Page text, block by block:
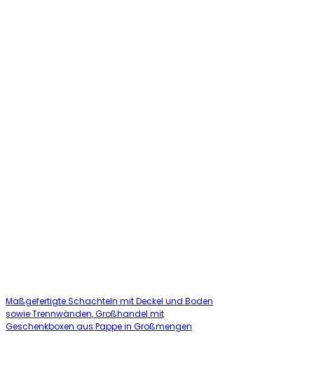
Maßgefertigte Schachteln mit Deckel und Boden
sowie Trennwänden, Großhandel mit
Geschenkboxen aus Pappe in Großmengen